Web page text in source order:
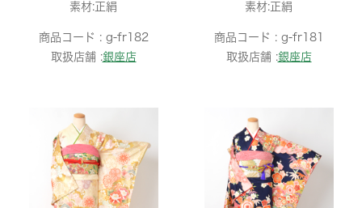
素材:正絹
商品コード : g-fr182
取扱店舗 :銀座店
素材:正絹
商品コード : g-fr181
取扱店舗 :銀座店